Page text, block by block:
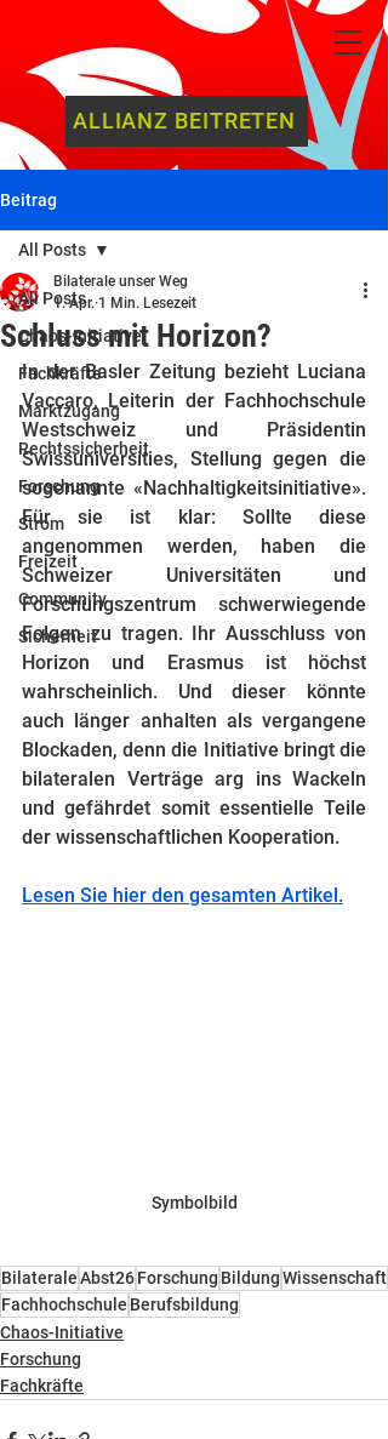
ALLIANZ BEITRETEN
Beitrag
All Posts
Chaos-Initiative
Fachkräfte
Marktzugang
Rechtssicherheit
Forschung
Strom
Freizeit
Community
Sicherheit
All Posts
Schluss mit Horizon?
Bilaterale unser Weg
1. Apr. 1 Min. Lesezeit
In der Basler Zeitung bezieht Luciana
Vaccaro, Leiterin der Fachhochschule
Westschweiz und Präsidentin
Swissuniversities, Stellung gegen die
sogenannte «Nachhaltigkeitsinitiative».
Für sie ist klar: Sollte diese
angenommen werden, haben die
Schweizer Universitäten und
Forschungszentrum schwerwiegende
Folgen zu tragen. Ihr Ausschluss von
Horizon und Erasmus ist höchst
wahrscheinlich. Und dieser könnte
auch länger anhalten als vergangene
Blockaden, denn die Initiative bringt die
bilateralen Verträge arg ins Wackeln
und gefährdet somit essentielle Teile
der wissenschaftlichen Kooperation.
Lesen Sie hier den gesamten Artikel.
Symbolbild
BilateraleAbst26Forschung BildungWissenschaft
Fachhochschule Berufsbildung
Chaos-Initiative
Forschung
Fachkräfte